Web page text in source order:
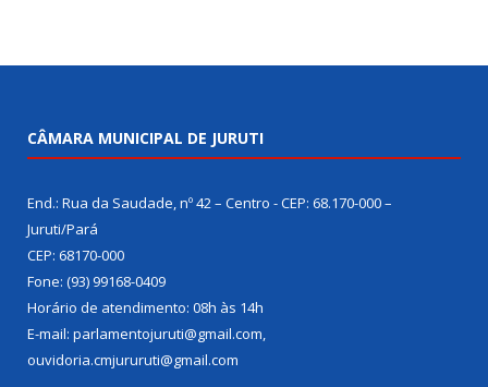
CÂMARA MUNICIPAL DE JURUTI
End.: Rua da Saudade, nº 42 – Centro - CEP: 68.170-000 –
Juruti/Pará
CEP: 68170-000
Fone: (93) 99168-0409
Horário de atendimento: 08h às 14h
E-mail: parlamentojuruti@gmail.com,
ouvidoria.cmjururuti@gmail.com